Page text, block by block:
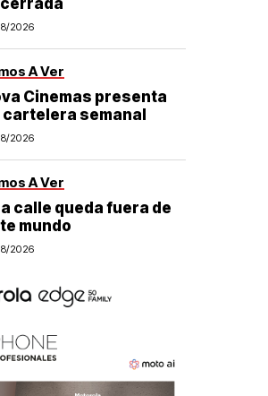
2026
A Ver
Cinemas presenta
cartelera semanal
2026
A Ver
calle queda fuera de
mundo
2026